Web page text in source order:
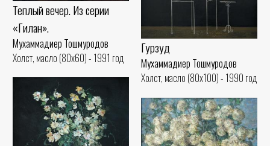
Теплый вечер. Из серии
«Гилан».
Мухаммадиер Тошмуродов
Холст, масло (80x60) - 1991 год
Гурзуд
Мухаммадиер Тошмуродов
Холст, масло (80x100) - 1990 год